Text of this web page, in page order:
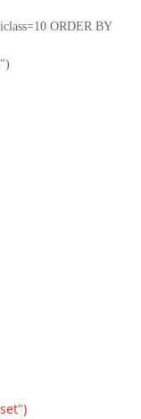
ORDER BY